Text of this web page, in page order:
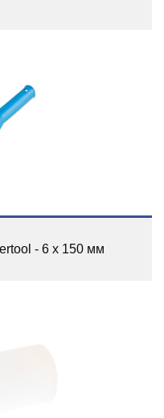
- 6 х 150 мм